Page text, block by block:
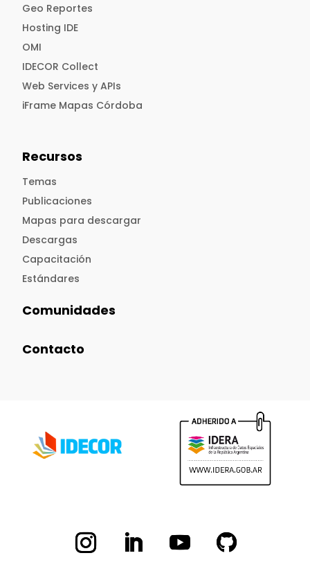
Geo Reportes
Hosting IDE
OMI
IDECOR Collect
Web Services y APIs
iFrame Mapas Córdoba
Recursos
Temas
Publicaciones
Mapas para descargar
Descargas
Capacitación
Estándares
Comunidades
Contacto